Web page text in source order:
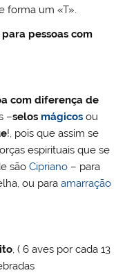
forma um «T».
pessoas com
com diferença de
–selos mágicos ou
!, pois que assim se
espirituais que se
sãoCipriano – para
ou paraamarração
, ( 6 aves por cada 13